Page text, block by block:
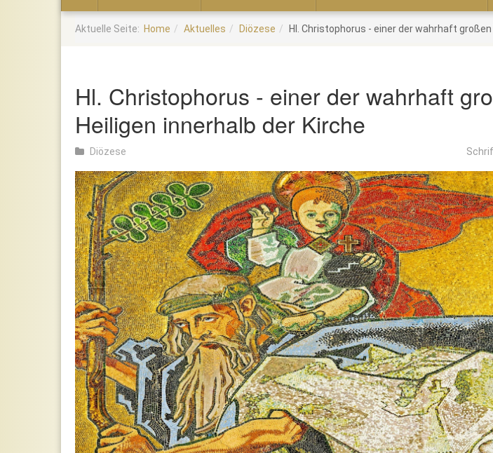
Home
Aktuelle Seite: Home Aktuelles Diözese Hl. Christophorus - einer der wahrhaft
Hl. Christophorus - einer der wahrhaft
Heiligen innerhalb der Kirche
Diözese